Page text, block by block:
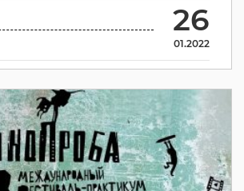
26
01.2022